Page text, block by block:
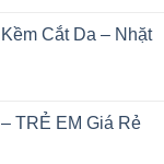
Cắt Da – Nhặt
TRẺ EM Giá Rẻ